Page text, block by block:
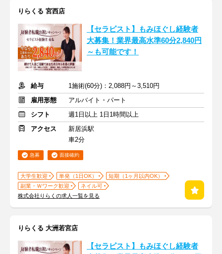
りらくる 宮西店
【セラピスト】もみほぐし経験者
大募集！業界最高水準60分2,840円
～も可能です！
給与
1施術(60分)：2,088円～3,510円
雇用形態
アルバイト・パート
シフト
週1日以上 1日1時間以上
アクセス
新居浜駅
車2分
急募 面接確約
大学生歓迎 単発（1日OK）
短期（1ヶ月以内OK）
副業・Ｗワーク歓迎
ネイル可
株式会社りらくの求人一覧を見る
りらくる 大洲若宮店
【セラピスト】もみほぐし経験者